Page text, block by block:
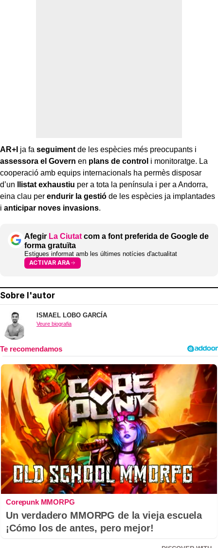
AR+I ja fa seguiment de les espècies més preocupants i
assessora el Govern en plans de control i monitoratge. La
cooperació amb equips internacionals ha permès disposar
d’un
llistat exhaustiu per a tota la península i per a Andorra,
eina clau per endurir la gestió de les espècies ja implantades
i anticipar noves invasions.
Afegir La Ciutat com a font preferida de Google de
forma gratuïta
Estigues informat amb les últimes notícies d'actualitat
ACTIVAR ARA
Sobre l'autor
ISMAEL LOBO GARCÍA
Veure biografia
Corepunk MMORPG
Un verdadero MMORPG de la vieja escuela
¡Cómo los de antes, pero mejor!